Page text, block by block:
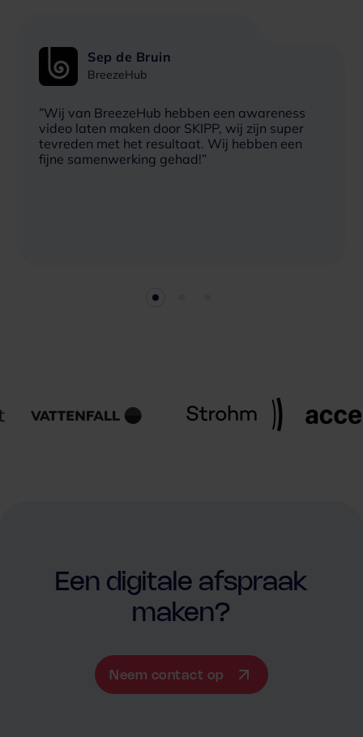
Sep de Bruin
BreezeHub
”Wij van BreezeHub hebben een awareness
video laten maken door SKIPP, wij zijn super
tevreden met het resultaat. Wij hebben een
fijne samenwerking gehad!”
Een digitale afspraak
maken?
Neem contact op